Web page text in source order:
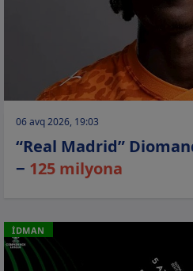
06 avq 2026, 19:03
“Real Madrid”
− 125 milyona
İDMAN